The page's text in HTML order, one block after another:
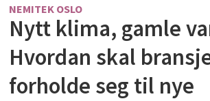
NEMITEK OSLO
Nytt klima, gamle
Hvordan skal
forholde seg til nye